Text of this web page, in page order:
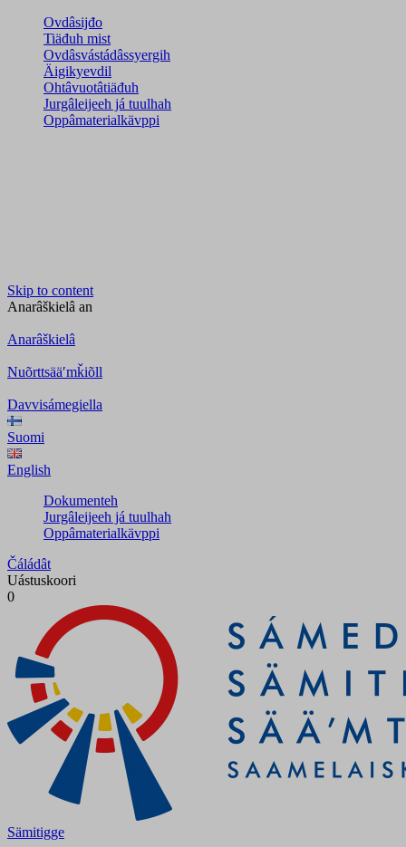
Ovdâsijđo
Tiäđuh mist
Ovdâsvástádâssyergih
Äigikyevdil
Ohtâvuotâtiäđuh
Jurgâleijeeh já tuulhah
Oppâmaterialkävppi
Skip to content
Anarâškielâ an
Anarâškielâ
Nuõrttsääʹmǩiõll
Davvisámegiella
Suomi
English
Dokumenteh
Jurgâleijeeh já tuulhah
Oppâmaterialkävppi
Čáládât
Uástuskoori
0
Sämitigge